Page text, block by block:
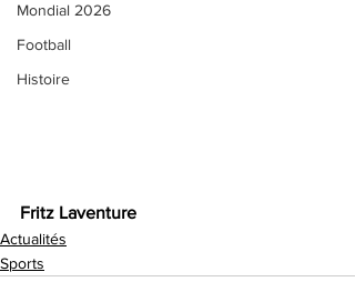
Mondial 2026
Football
Histoire
Fritz Laventure
Actualités
Sports